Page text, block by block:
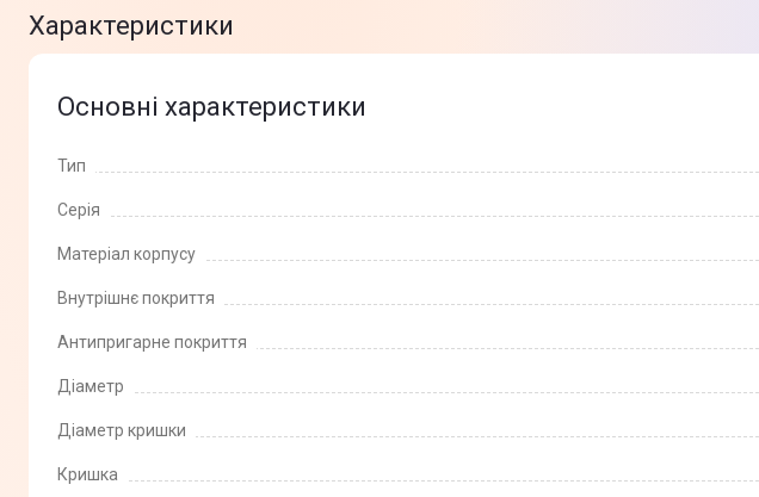
Характеристики
Основні характеристики
Тип
Серія
Матеріал корпусу
Внутрішнє покриття
Антипригарне покриття
Діаметр
Діаметр кришки
Кришка